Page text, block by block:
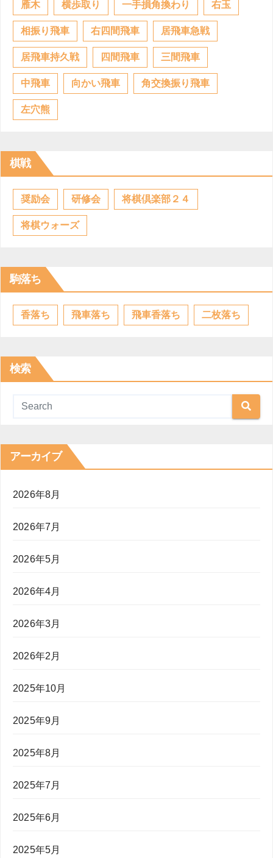
雁木 横歩取り 一手損角換わり 右玉
相振り飛車 右四間飛車 居飛車急戦
居飛車持久戦 四間飛車 三間飛車
中飛車 向かい飛車 角交換振り飛車
左穴熊
棋戦
奨励会 研修会 将棋倶楽部２４
将棋ウォーズ
駒落ち
香落ち 飛車落ち 飛車香落ち 二枚落ち
検索
アーカイブ
2026年8月
2026年7月
2026年5月
2026年4月
2026年3月
2026年2月
2025年10月
2025年9月
2025年8月
2025年7月
2025年6月
2025年5月